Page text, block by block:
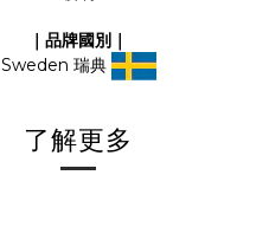
｜品牌國別｜
Sweden 瑞典
了解更多